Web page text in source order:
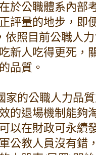
於公職體系內部
評量的地步，即
依照目前公職人
新人吃得更死，
品質。
家的公職人力品
的退場機制能夠
以在財政可永續
公教人員沒有錯